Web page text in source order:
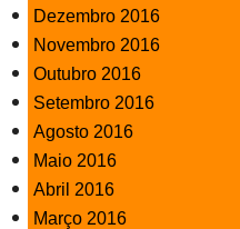
Dezembro 2016
Novembro 2016
Outubro 2016
Setembro 2016
Agosto 2016
Maio 2016
Abril 2016
Março 2016